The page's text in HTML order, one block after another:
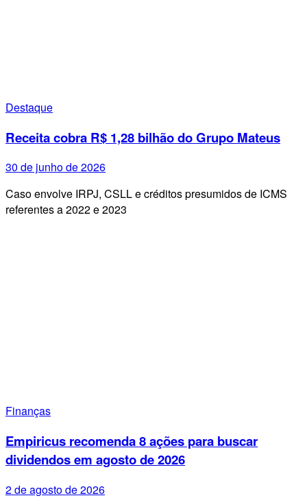
Destaque
Receita cobra R$ 1,28 bilhão do Grupo Mateus
30 de junho de 2026
Caso envolve IRPJ, CSLL e créditos presumidos de ICMS
referentes a 2022 e 2023
Finanças
Empiricus recomenda 8 ações para buscar
dividendos em agosto de 2026
2 de agosto de 2026